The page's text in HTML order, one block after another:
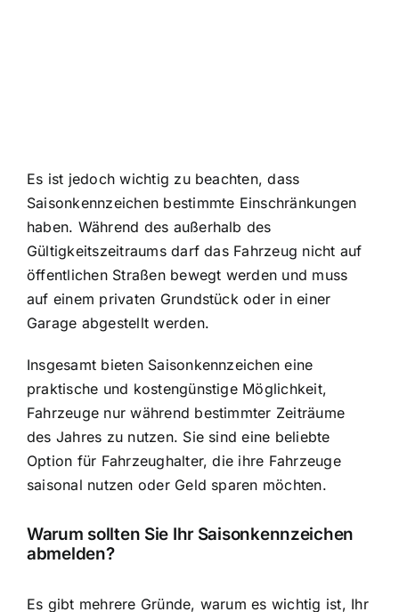
Es ist jedoch wichtig zu beachten, dass
Saisonkennzeichen bestimmte Einschränkungen
haben. Während des außerhalb des
Gültigkeitszeitraums darf das Fahrzeug nicht auf
öffentlichen Straßen bewegt werden und muss
auf einem privaten Grundstück oder in einer
Garage abgestellt werden.
Insgesamt bieten Saisonkennzeichen eine
praktische und kostengünstige Möglichkeit,
Fahrzeuge nur während bestimmter Zeiträume
des Jahres zu nutzen. Sie sind eine beliebte
Option für Fahrzeughalter, die ihre Fahrzeuge
saisonal nutzen oder Geld sparen möchten.
Warum sollten Sie Ihr Saisonkennzeichen
abmelden?
Es gibt mehrere Gründe, warum es wichtig ist, Ihr